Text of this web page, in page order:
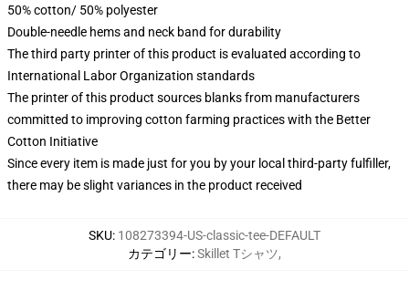
50% cotton/ 50% polyester
Double-needle hems and neck band for durability
The third party printer of this product is evaluated according to
International Labor Organization standards
The printer of this product sources blanks from manufacturers
committed to improving cotton farming practices with the Better
Cotton Initiative
Since every item is made just for you by your local third-party fulfiller,
there may be slight variances in the product received
SKU: 108273394-US-classic-tee-DEFAULT
カテゴリー:Skillet Tシャツ,